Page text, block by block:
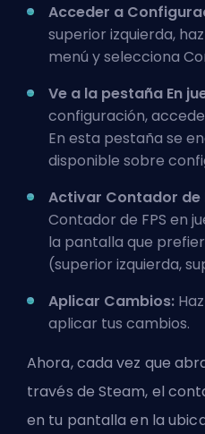
Acceder a
superior izquierda,
menú y selecciona
Ve a la pestaña En
configuración,
En esta pestaña se
disponible sobre
Activar Contador de
Contador de FPS en
la pantalla que
(superior izquierda,
Aplicar Cambios:
aplicar tus cambios.
Ahora, cada vez que
través de Steam, el
en tu pantalla en la